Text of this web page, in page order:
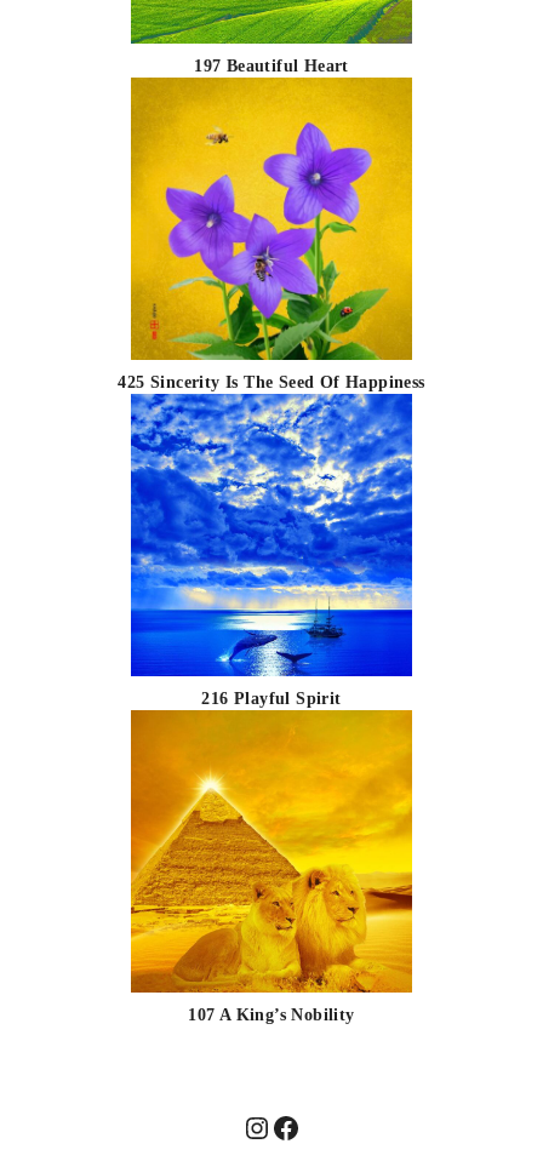
197 Beautiful Heart
425 Sincerity Is The Seed Of Happiness
216 Playful Spirit
107 A King’s Nobility